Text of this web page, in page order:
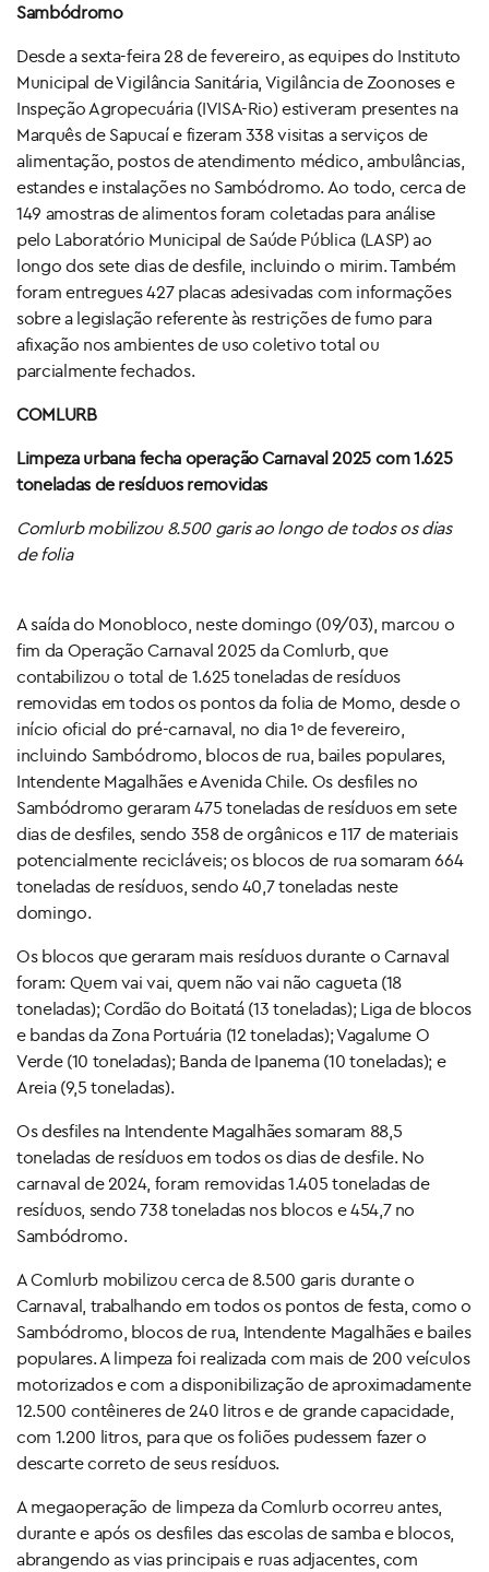
Sambódromo
Desde a sexta-feira 28 de fevereiro, as equipes do Instituto
Municipal de Vigilância Sanitária, Vigilância de Zoonoses e
Inspeção Agropecuária (IVISA-Rio) estiveram presentes na
Marquês de Sapucaí e fizeram 338 visitas a serviços de
alimentação, postos de atendimento médico, ambulâncias,
estandes e instalações no Sambódromo. Ao todo, cerca de
149 amostras de alimentos foram coletadas para análise
pelo Laboratório Municipal de Saúde Pública (LASP) ao
longo dos sete dias de desfile, incluindo o mirim. Também
foram entregues 427 placas adesivadas com informações
sobre a legislação referente às restrições de fumo para
afixação nos ambientes de uso coletivo total ou
parcialmente fechados.
COMLURB
Limpeza urbana fecha operação Carnaval 2025 com 1.625
toneladas de resíduos removidas
Comlurb mobilizou 8.500 garis ao longo de todos os dias
de folia
A saída do Monobloco, neste domingo (09/03), marcou o
fim da Operação Carnaval 2025 da Comlurb, que
contabilizou o total de 1.625 toneladas de resíduos
removidas em todos os pontos da folia de Momo, desde o
início oficial do pré-carnaval, no dia 1º de fevereiro,
incluindo Sambódromo, blocos de rua, bailes populares,
Intendente Magalhães e Avenida Chile. Os desfiles no
Sambódromo geraram 475 toneladas de resíduos em sete
dias de desfiles, sendo 358 de orgânicos e 117 de materiais
potencialmente recicláveis; os blocos de rua somaram 664
toneladas de resíduos, sendo 40,7 toneladas neste
domingo.
Os blocos que geraram mais resíduos durante o Carnaval
foram: Quem vai vai, quem não vai não cagueta (18
toneladas); Cordão do Boitatá (13 toneladas); Liga de blocos
e bandas da Zona Portuária (12 toneladas); Vagalume O
Verde (10 toneladas); Banda de Ipanema (10 toneladas); e
Areia (9,5 toneladas).
Os desfiles na Intendente Magalhães somaram 88,5
toneladas de resíduos em todos os dias de desfile. No
carnaval de 2024, foram removidas 1.405 toneladas de
resíduos, sendo 738 toneladas nos blocos e 454,7 no
Sambódromo.
A Comlurb mobilizou cerca de 8.500 garis durante o
Carnaval, trabalhando em todos os pontos de festa, como o
Sambódromo, blocos de rua, Intendente Magalhães e bailes
populares. A limpeza foi realizada com mais de 200 veículos
motorizados e com a disponibilização de aproximadamente
12.500 contêineres de 240 litros e de grande capacidade,
com 1.200 litros, para que os foliões pudessem fazer o
descarte correto de seus resíduos.
A megaoperação de limpeza da Comlurb ocorreu antes,
durante e após os desfiles das escolas de samba e blocos,
abrangendo as vias principais e ruas adjacentes, com